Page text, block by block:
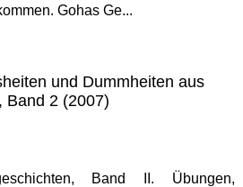
Gohas Ge...
und Dummheiten aus
Band 2 (2007)
Band II. Übungen,